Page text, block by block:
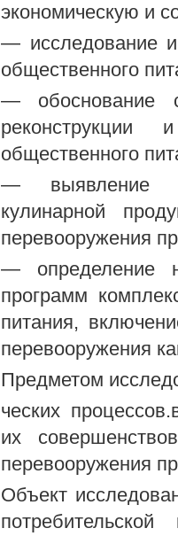
экономическую и
— исследование и
общественного
— обоснование
реконструкции
общественного
— выявление
кулинарной
перевооружения
— определение
программ
питания,
перевооружения
Предметом
ческих
их
перевооружения
Объект